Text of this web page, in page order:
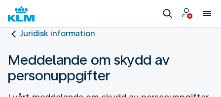
Juridisk information
Meddelande om skydd av
personuppgifter